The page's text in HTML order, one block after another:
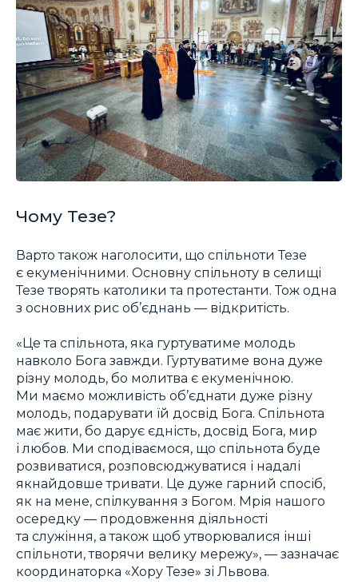
Чому Тезе?
Варто також наголосити, що спільноти Тезе
є екуменічними. Основну спільноту в селищі
Тезе творять католики та протестанти. Тож одна
з основних рис об’єднань — відкритість.
«Це та спільнота, яка гуртуватиме молодь
навколо Бога завжди. Гуртуватиме вона дуже
різну молодь, бо молитва є екуменічною.
Ми маємо можливість об’єднати дуже різну
молодь, подарувати їй досвід Бога. Спільнота
має жити, бо дарує єдність, досвід Бога, мир
і любов. Ми сподіваємося, що спільнота буде
розвиватися, розповсюджуватися і надалі
якнайдовше тривати. Це дуже гарний спосіб,
як на мене, спілкування з Богом. Мрія нашого
осередку — продовження діяльності
та служіння, а також щоб утворювалися інші
спільноти, творячи велику мережу», — зазначає
координаторка «Хору Тезе» зі Львова.